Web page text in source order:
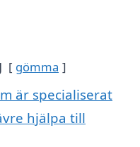
gömma
är specialiserat
hjälpa till